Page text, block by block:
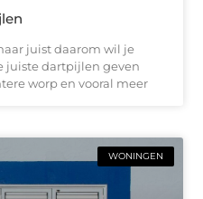
juist daarom wil je
juiste dartpijlen geven
worp en vooral meer
WONINGEN